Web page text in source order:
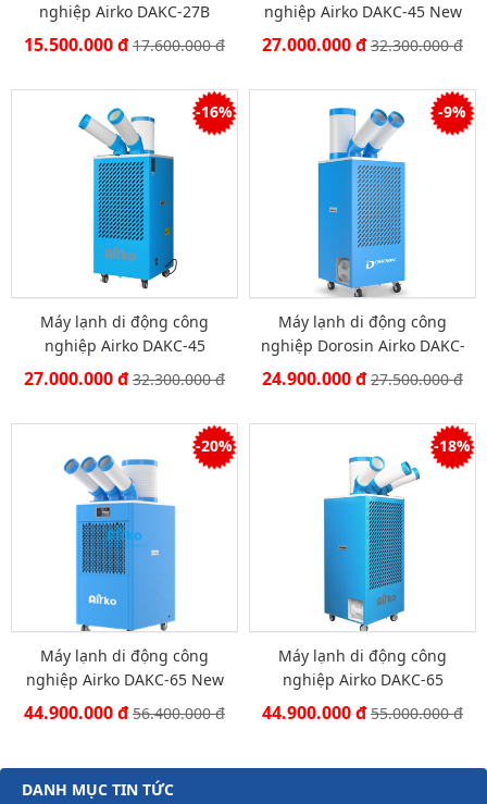
nghiệp Airko DAKC-27B
New 2025
15.500.000 đ17.600.000 đ
nghiệp Airko DAKC-45 New
2025
27.000.000 đ32.300.000 đ
-16%
Máy lạnh di động công
nghiệp Airko DAKC-45
27.000.000 đ32.300.000 đ
-9%
Máy lạnh di động công
nghiệp Dorosin Airko DAKC-
35A
24.900.000 đ27.500.000 đ
-20%
Máy lạnh di động công
nghiệp Airko DAKC-65 New
2025
44.900.000 đ56.400.000 đ
-18%
Máy lạnh di động công
nghiệp Airko DAKC-65
44.900.000 đ55.000.000 đ
DANH MỤC TIN TỨC